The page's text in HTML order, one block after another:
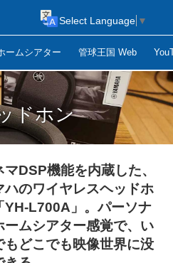
ームシアター 管球王国 Web
Select Language ▼
ドホン
マDSP機能を内蔵した、
ハのワイヤレスヘッドホ
YH-L700A」。パーソナ
ームシアター感覚で、い
もどこでも映像世界に没